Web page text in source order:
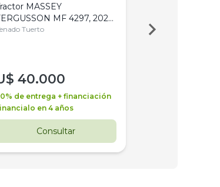
MASSEY
MF 4297, 2020,
PATON
Tuerto
40.000
de entrega + financiación
en 4 años
Consultar
Venado Tuerto